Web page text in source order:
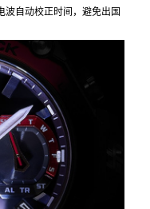
波自动校正时间，避免出国